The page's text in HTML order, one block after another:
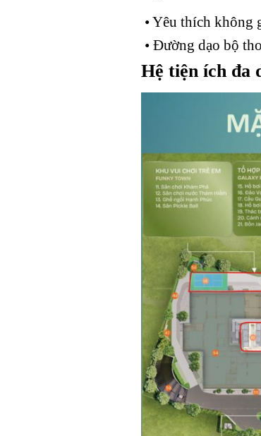
• Yêu thích không
• Đường dạo bộ
Hệ tiện ích đa